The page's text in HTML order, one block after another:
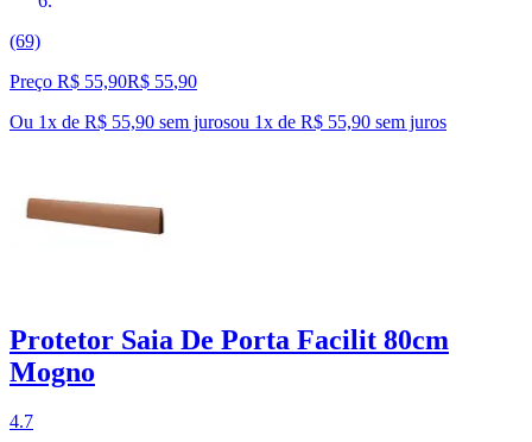
(69)
Preço R$ 55,90R$ 55,90
Ou 1x de R$ 55,90 sem jurosou 1x de R$ 55,90 sem juros
Protetor Saia De Porta Facilit 80cm
Mogno
4.7